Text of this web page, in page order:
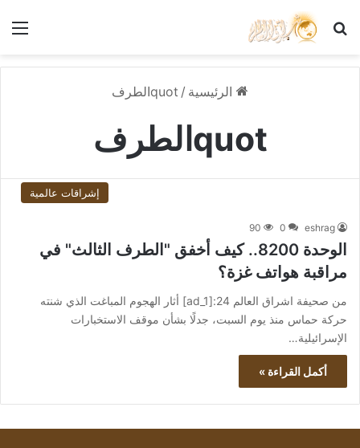
بحث عن
الرئيسية / quotالطرف
quotالطرف
إشراقات عالمية
eshrag
0
90
الوحدة 8200.. كيف أخفق "الطرف الثالث" في
مراقبة هواتف غزة؟
من صحيفة اشراق العالم 24:[ad_1] أثار الهجوم المباغت الذي شنته
حركة حماس منذ يوم السبت، جدلًا بشأن موقف الاستخبارات
الإسرائيلية…
أكمل القراءة »